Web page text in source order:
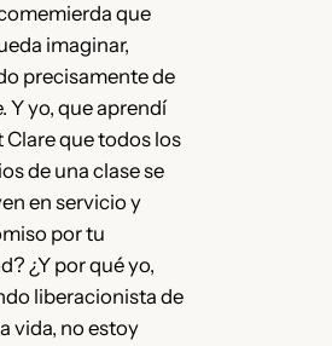
que
imaginar,
precisamente de
Y yo, que aprendí
Clare que todos los
de una clase se
en servicio y
por tu
¿Y por qué yo,
liberacionista de
vida, no estoy